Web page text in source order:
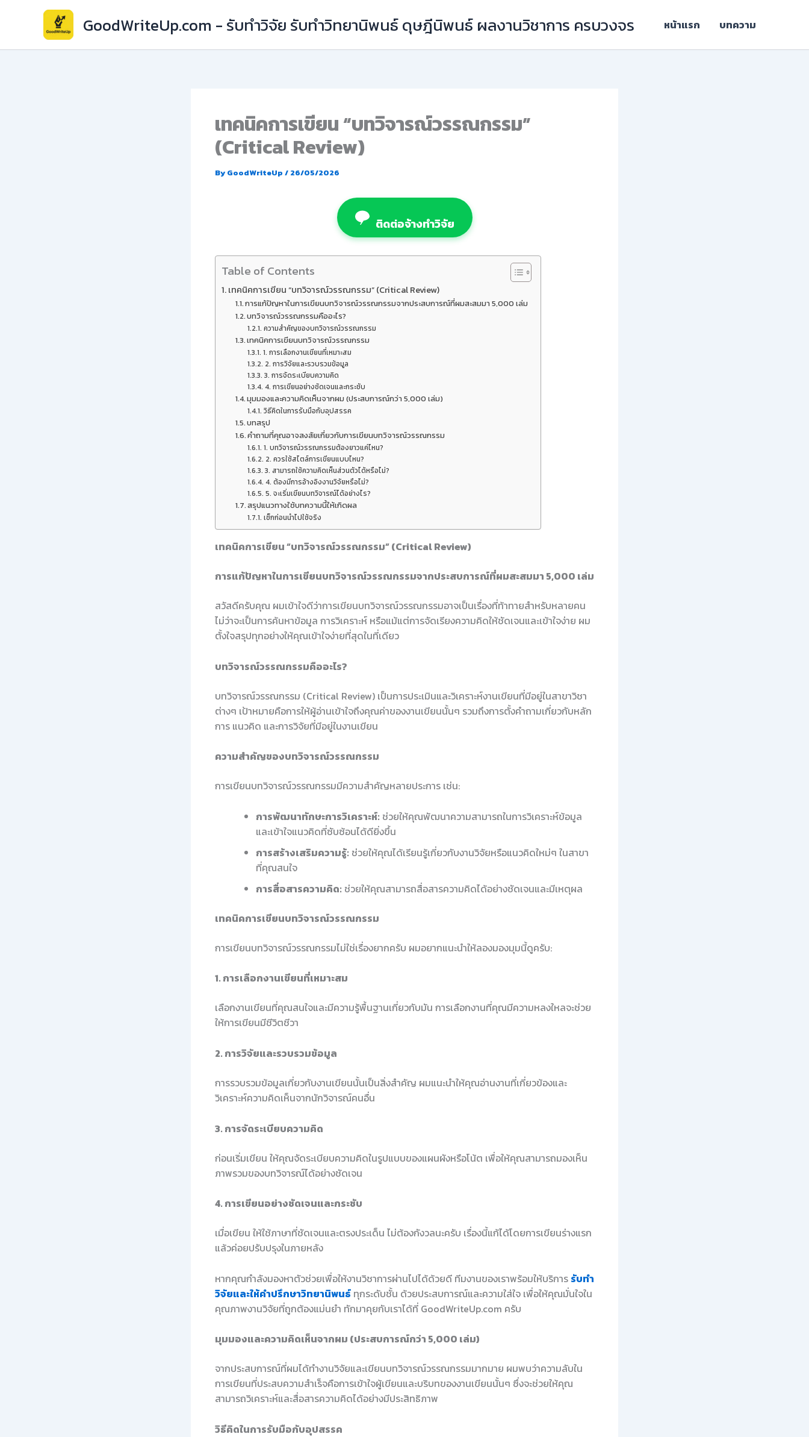
GoodWriteUp.com - รับทำวิจัย รับทำวิทยานิพนธ์ ดุษฎีนิพนธ์ ผลงานวิชาการ ครบวงจร หน้าแรก บทความ
เทคนิคการเขียน “บทวิจารณ์วรรณกรรม”
(Critical Review)
By GoodWriteUp / 26/05/2026
ติดต่อจ้างทำวิจัย
Table of Contents
เทคนิคการเขียน “บทวิจารณ์วรรณกรรม” (Critical Review)
การแก้ปัญหาในการเขียนบทวิจารณ์วรรณกรรมจากประสบการณ์ที่ผมสะสมมา 5,000 เล่ม
บทวิจารณ์วรรณกรรมคืออะไร?
ความสำคัญของบทวิจารณ์วรรณกรรม
เทคนิคการเขียนบทวิจารณ์วรรณกรรม
1. การเลือกงานเขียนที่เหมาะสม
2. การวิจัยและรวบรวมข้อมูล
3. การจัดระเบียบความคิด
4. การเขียนอย่างชัดเจนและกระชับ
มุมมองและความคิดเห็นจากผม (ประสบการณ์กว่า 5,000 เล่ม)
วิธีคิดในการรับมือกับอุปสรรค
บทสรุป
คำถามที่คุณอาจสงสัยเกี่ยวกับการเขียนบทวิจารณ์วรรณกรรม
1. บทวิจารณ์วรรณกรรมต้องยาวแค่ไหน?
2. ควรใช้สไตล์การเขียนแบบไหน?
3. สามารถใช้ความคิดเห็นส่วนตัวได้หรือไม่?
4. ต้องมีการอ้างอิงงานวิจัยหรือไม่?
5. จะเริ่มเขียนบทวิจารณ์ได้อย่างไร?
สรุปแนวทางใช้บทความนี้ให้เกิดผล
เช็กก่อนนำไปใช้จริง
เทคนิคการเขียน “บทวิจารณ์วรรณกรรม” (Critical Review)
การแก้ปัญหาในการเขียนบทวิจารณ์วรรณกรรมจากประสบการณ์ที่ผมสะสมมา 5,000 เล่ม
สวัสดีครับคุณ ผมเข้าใจดีว่าการเขียนบทวิจารณ์วรรณกรรมอาจเป็นเรื่องที่ท้าทายสำหรับหลายคน
ไม่ว่าจะเป็นการค้นหาข้อมูล การวิเคราะห์ หรือแม้แต่การจัดเรียงความคิดให้ชัดเจนและเข้าใจง่าย ผม
ตั้งใจสรุปทุกอย่างให้คุณเข้าใจง่ายที่สุดในที่เดียว
บทวิจารณ์วรรณกรรมคืออะไร?
บทวิจารณ์วรรณกรรม (Critical Review) เป็นการประเมินและวิเคราะห์งานเขียนที่มีอยู่ในสาขาวิชา
ต่างๆ เป้าหมายคือการให้ผู้อ่านเข้าใจถึงคุณค่าของงานเขียนนั้นๆ รวมถึงการตั้งคำถามเกี่ยวกับหลัก
การ แนวคิด และการวิจัยที่มีอยู่ในงานเขียน
ความสำคัญของบทวิจารณ์วรรณกรรม
การเขียนบทวิจารณ์วรรณกรรมมีความสำคัญหลายประการ เช่น:
การพัฒนาทักษะการวิเคราะห์: ช่วยให้คุณพัฒนาความสามารถในการวิเคราะห์ข้อมูล
และเข้าใจแนวคิดที่ซับซ้อนได้ดียิ่งขึ้น
การสร้างเสริมความรู้: ช่วยให้คุณได้เรียนรู้เกี่ยวกับงานวิจัยหรือแนวคิดใหม่ๆ ในสาขา
ที่คุณสนใจ
การสื่อสารความคิด: ช่วยให้คุณสามารถสื่อสารความคิดได้อย่างชัดเจนและมีเหตุผล
เทคนิคการเขียนบทวิจารณ์วรรณกรรม
การเขียนบทวิจารณ์วรรณกรรมไม่ใช่เรื่องยากครับ ผมอยากแนะนำให้ลองมองมุมนี้ดูครับ:
1. การเลือกงานเขียนที่เหมาะสม
เลือกงานเขียนที่คุณสนใจและมีความรู้พื้นฐานเกี่ยวกับมัน การเลือกงานที่คุณมีความหลงใหลจะช่วย
ให้การเขียนมีชีวิตชีวา
2. การวิจัยและรวบรวมข้อมูล
การรวบรวมข้อมูลเกี่ยวกับงานเขียนนั้นเป็นสิ่งสำคัญ ผมแนะนำให้คุณอ่านงานที่เกี่ยวข้องและ
วิเคราะห์ความคิดเห็นจากนักวิจารณ์คนอื่น
3. การจัดระเบียบความคิด
ก่อนเริ่มเขียน ให้คุณจัดระเบียบความคิดในรูปแบบของแผนผังหรือโน้ต เพื่อให้คุณสามารถมองเห็น
ภาพรวมของบทวิจารณ์ได้อย่างชัดเจน
4. การเขียนอย่างชัดเจนและกระชับ
เมื่อเขียน ให้ใช้ภาษาที่ชัดเจนและตรงประเด็น ไม่ต้องกังวลนะครับ เรื่องนี้แก้ได้โดยการเขียนร่างแรก
แล้วค่อยปรับปรุงในภายหลัง
หากคุณกำลังมองหาตัวช่วยเพื่อให้งานวิชาการผ่านไปได้ด้วยดี ทีมงานของเราพร้อมให้บริการ รับทำ
วิจัยและให้คำปรึกษาวิทยานิพนธ์ ทุกระดับชั้น ด้วยประสบการณ์และความใส่ใจ เพื่อให้คุณมั่นใจใน
คุณภาพงานวิจัยที่ถูกต้องแม่นยำ ทักมาคุยกับเราได้ที่ GoodWriteUp.com ครับ
มุมมองและความคิดเห็นจากผม (ประสบการณ์กว่า 5,000 เล่ม)
จากประสบการณ์ที่ผมได้ทำงานวิจัยและเขียนบทวิจารณ์วรรณกรรมมากมาย ผมพบว่าความลับใน
การเขียนที่ประสบความสำเร็จคือการเข้าใจผู้เขียนและบริบทของงานเขียนนั้นๆ ซึ่งจะช่วยให้คุณ
สามารถวิเคราะห์และสื่อสารความคิดได้อย่างมีประสิทธิภาพ
วิธีคิดในการรับมือกับอุปสรรค